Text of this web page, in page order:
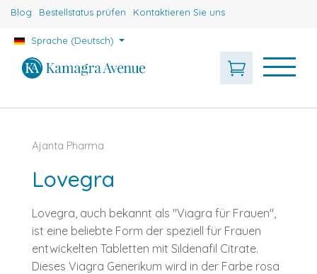
Blog Bestellstatus prüfen Kontaktieren Sie uns
Sprache (Deutsch)
Ajanta Pharma
Lovegra
Lovegra, auch bekannt als "Viagra für Frauen",
ist eine beliebte Form der speziell für Frauen
entwickelten Tabletten mit Sildenafil Citrate.
Dieses Viagra Generikum wird in der Farbe rosa